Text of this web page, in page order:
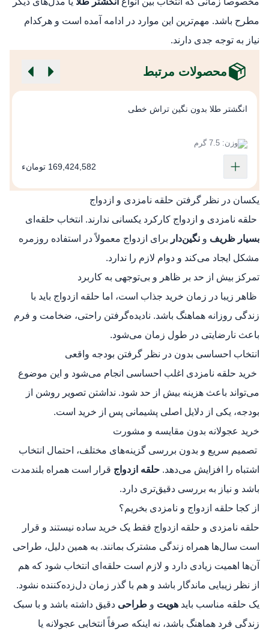
مطرح باشد. مهم‌ترین این موارد در ادامه آمده است و هرکدام
نیاز به توجه جدی دارند.
محصولات مرتبط
انگشتر طلا بدون نگین تراش خطی
وزن: 7.5 گرم
169,424,582 تومانء
یکسان در نظر گرفتن حلقه نامزدی و ازدواج
حلقه نامزدی و ازدواج کارکرد یکسانی ندارند. انتخاب حلقه‌ای
بسیار ظریف و نگین‌دار برای ازدواج معمولاً در استفاده روزمره
مشکل ایجاد می‌کند و دوام لازم را ندارد.
تمرکز بیش از حد بر ظاهر و بی‌توجهی به کاربرد
ظاهر زیبا در زمان خرید جذاب است، اما حلقه ازدواج باید با
زندگی روزانه هماهنگ باشد. نادیده‌گرفتن راحتی، ضخامت و فرم
باعث نارضایتی در طول زمان می‌شود.
انتخاب احساسی بدون در نظر گرفتن بودجه واقعی
خرید حلقه نامزدی اغلب احساسی انجام می‌شود و این موضوع
می‌تواند باعث هزینه بیش از حد شود. نداشتن تصویر روشن از
بودجه، یکی از دلایل اصلی پشیمانی پس از خرید است.
خرید عجولانه بدون مقایسه و مشورت
تصمیم سریع و بدون بررسی گزینه‌های مختلف، احتمال انتخاب
اشتباه را افزایش می‌دهد. حلقه ازدواج قرار است همراه بلندمدت
باشد و نیاز به بررسی دقیق‌تری دارد.
از کجا حلقه ازدواج و نامزدی بخریم؟
حلقه نامزدی و حلقه ازدواج فقط یک خرید ساده نیستند و قرار
است سال‌ها همراه زندگی مشترک بمانند. به همین دلیل، طراحی
آن‌ها اهمیت زیادی دارد و لازم است حلقه‌ای انتخاب شود که هم
از نظر زیبایی ماندگار باشد و هم با گذر زمان دل‌زده‌کننده نشود.
یک حلقه مناسب باید هویت و طراحی دقیق داشته باشد و با سبک
زندگی فرد هماهنگ باشد، نه اینکه صرفاً انتخابی عجولانه یا